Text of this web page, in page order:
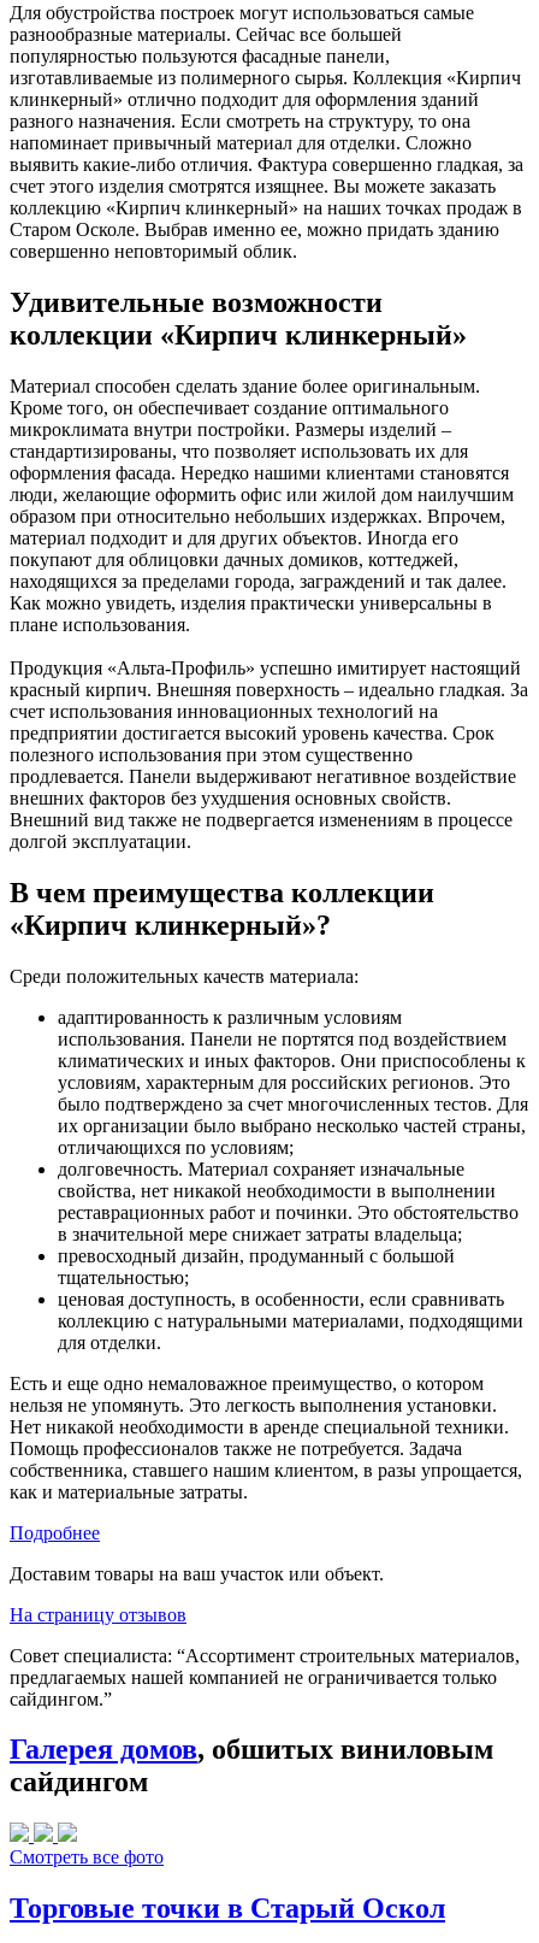
Для обустройства построек могут использоваться самые
разнообразные материалы. Сейчас все большей
популярностью пользуются фасадные панели,
изготавливаемые из полимерного сырья. Коллекция «Кирпич
клинкерный» отлично подходит для оформления зданий
разного назначения. Если смотреть на структуру, то она
напоминает привычный материал для отделки. Сложно
выявить какие-либо отличия. Фактура совершенно гладкая, за
счет этого изделия смотрятся изящнее. Вы можете заказать
коллекцию «Кирпич клинкерный» на наших точках продаж в
Старом Осколе. Выбрав именно ее, можно придать зданию
совершенно неповторимый облик.
Удивительные возможности
коллекции «Кирпич клинкерный»
Материал способен сделать здание более оригинальным.
Кроме того, он обеспечивает создание оптимального
микроклимата внутри постройки. Размеры изделий –
стандартизированы, что позволяет использовать их для
оформления фасада. Нередко нашими клиентами становятся
люди, желающие оформить офис или жилой дом наилучшим
образом при относительно небольших издержках. Впрочем,
материал подходит и для других объектов. Иногда его
покупают для облицовки дачных домиков, коттеджей,
находящихся за пределами города, заграждений и так далее.
Как можно увидеть, изделия практически универсальны в
плане использования.
Продукция «Альта-Профиль» успешно имитирует настоящий
красный кирпич. Внешняя поверхность – идеально гладкая. За
счет использования инновационных технологий на
предприятии достигается высокий уровень качества. Срок
полезного использования при этом существенно
продлевается. Панели выдерживают негативное воздействие
внешних факторов без ухудшения основных свойств.
Внешний вид также не подвергается изменениям в процессе
долгой эксплуатации.
В чем преимущества коллекции
«Кирпич клинкерный»?
Среди положительных качеств материала:
адаптированность к различным условиям
использования. Панели не портятся под воздействием
климатических и иных факторов. Они приспособлены к
условиям, характерным для российских регионов. Это
было подтверждено за счет многочисленных тестов. Для
их организации было выбрано несколько частей страны,
отличающихся по условиям;
долговечность. Материал сохраняет изначальные
свойства, нет никакой необходимости в выполнении
реставрационных работ и починки. Это обстоятельство
в значительной мере снижает затраты владельца;
превосходный дизайн, продуманный с большой
тщательностью;
ценовая доступность, в особенности, если сравнивать
коллекцию с натуральными материалами, подходящими
для отделки.
Есть и еще одно немаловажное преимущество, о котором
нельзя не упомянуть. Это легкость выполнения установки.
Нет никакой необходимости в аренде специальной техники.
Помощь профессионалов также не потребуется. Задача
собственника, ставшего нашим клиентом, в разы упрощается,
как и материальные затраты.
Подробнее
Доставим товары на ваш участок или объект.
На страницу отзывов
Совет специалиста: “Ассортимент строительных материалов,
предлагаемых нашей компанией не ограничивается только
сайдингом.”
Галерея домов, обшитых виниловым
сайдингом
Смотреть все фото
Торговые точки в Старый Оскол